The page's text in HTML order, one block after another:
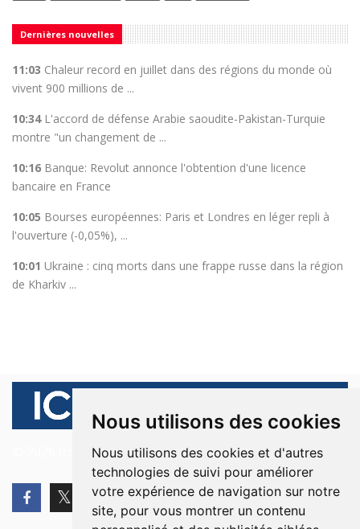
Nous utilisons des cookies
Nous utilisons des cookies et d'autres
technologies de suivi pour améliorer
votre expérience de navigation sur notre
site, pour vous montrer un contenu
Dernières nouvelles
11:03 Chaleur record en juillet dans des régions du monde où
vivent 900 millions de ...
10:34 L'accord de défense Arabie saoudite-Pakistan-Turquie
montre "un changement de ...
10:16 Banque: Revolut annonce l'obtention d'une licence
bancaire en France
10:05 Bourses européennes: Paris et Londres en léger repli à
l'ouverture (-0,05%), ...
10:01 Ukraine : cinq morts dans une frappe russe dans la région
de Kharkiv ...
© 2026 Ici Beyrouth. Tous les droits sont réservés.